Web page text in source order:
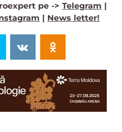
pe -> Telegram |
| News letter!